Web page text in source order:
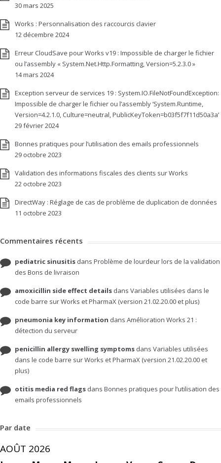
30 mars 2025
Works : Personnalisation des raccourcis clavier
12 décembre 2024
Erreur CloudSave pour Works v19 : Impossible de charger le fichier
ou l’assembly « System.Net.Http.Formatting, Version=5.2.3.0 »
14 mars 2024
Exception serveur de services 19 : System.IO.FileNotFoundException:
Impossible de charger le fichier ou l’assembly ‘System.Runtime,
Version=4.2.1.0, Culture=neutral, PublicKeyToken=b03f5f7f11d50a3a’
29 février 2024
Bonnes pratiques pour l’utilisation des emails professionnels
29 octobre 2023
Validation des informations fiscales des clients sur Works
22 octobre 2023
DirectWay : Réglage de cas de problème de duplication de données
11 octobre 2023
Commentaires récents
pediatric sinusitis dans Problème de lourdeur lors de la validation
des Bons de livraison
amoxicillin side effect details dans Variables utilisées dans le
code barre sur Works et PharmaX (version 21.02.20.00 et plus)
pneumonia key information dans Amélioration Works 21 :
détection du serveur
penicillin allergy swelling symptoms dans Variables utilisées
dans le code barre sur Works et PharmaX (version 21.02.20.00 et
plus)
otitis media red flags dans Bonnes pratiques pour l’utilisation des
emails professionnels
Par date
AOÛT 2026